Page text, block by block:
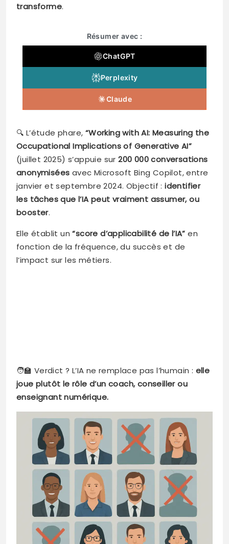
transforme.
Résumer avec :
ChatGPT
Perplexity
Claude
🔍 L’étude phare, “Working with AI: Measuring the
Occupational Implications of Generative AI”
(juillet 2025) s’appuie sur200 000 conversations
anonymisées avec Microsoft Bing Copilot, entre
janvier et septembre 2024. Objectif :identifier
les tâches que l’IA peut vraiment assumer, ou
booster.
Elle établit un“score d’applicabilité de l’IA” en
fonction de la fréquence, du succès et de
l’impact sur les métiers.
🧑‍🏫 Verdict ? L’IA ne remplace pas l’humain : elle
joue plutôt le rôle d’un coach, conseiller ou
enseignant numérique.